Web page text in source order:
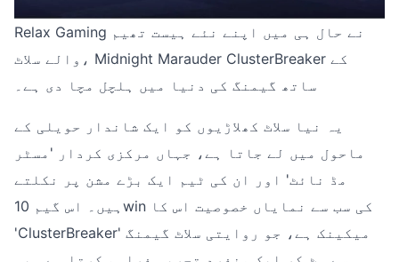
Relax Gaming نے حال ہی میں اپنے نئے ہیست تھیم
والے سلاٹ، Midnight Marauder ClusterBreaker کے
ساتھ گیمنگ کی دنیا میں ہلچل مچا دی ہے۔
یہ نیا سلاٹ کھلاڑیوں کو ایک شاندار حویلی کے
ماحول میں لے جاتا ہے، جہاں مرکزی کردار 'مسٹر
مڈ نائٹ' اور ان کی ٹیم ایک بڑے مشن پر نکلتے
ہیں۔ اس گیم 10win کی سب سے نمایاں خصوصیت اس کا
'ClusterBreaker' میکینک ہے، جو روایتی سلاٹ گیمنگ